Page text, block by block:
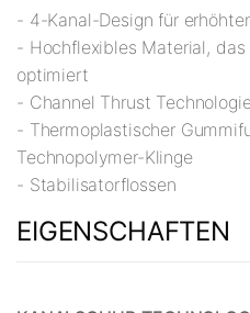
- 4-Kanal-Design für
- Hochflexibles Material,
optimiert
- Channel Thrust
- Thermoplastischer
Technopolymer-Klinge
- Stabilisatorflossen
EIGENSCHAFTEN